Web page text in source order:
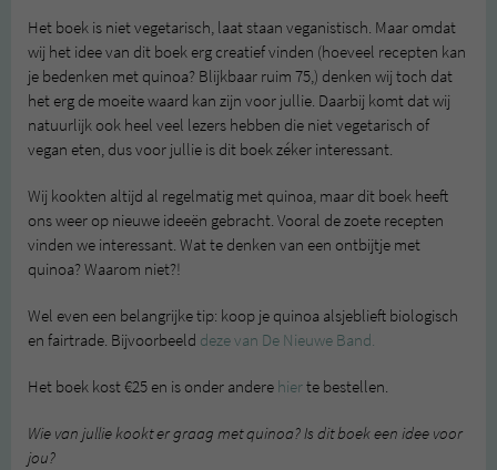
Het boek is niet vegetarisch, laat staan veganistisch. Maar omdat
wij het idee van dit boek erg creatief vinden (hoeveel recepten kan
je bedenken met quinoa? Blijkbaar ruim 75,) denken wij toch dat
het erg de moeite waard kan zijn voor jullie. Daarbij komt dat wij
natuurlijk ook heel veel lezers hebben die niet vegetarisch of
vegan eten, dus voor jullie is dit boek zéker interessant.
Wij kookten altijd al regelmatig met quinoa, maar dit boek heeft
ons weer op nieuwe ideeën gebracht. Vooral de zoete recepten
vinden we interessant. Wat te denken van een ontbijtje met
quinoa? Waarom niet?!
Wel even een belangrijke tip: koop je quinoa alsjeblieft biologisch
en fairtrade. Bijvoorbeeld deze van De Nieuwe Band.
Het boek kost €25 en is onder andere hierte bestellen.
Wie van jullie kookt er graag met quinoa? Is dit boek een idee voor
jou?